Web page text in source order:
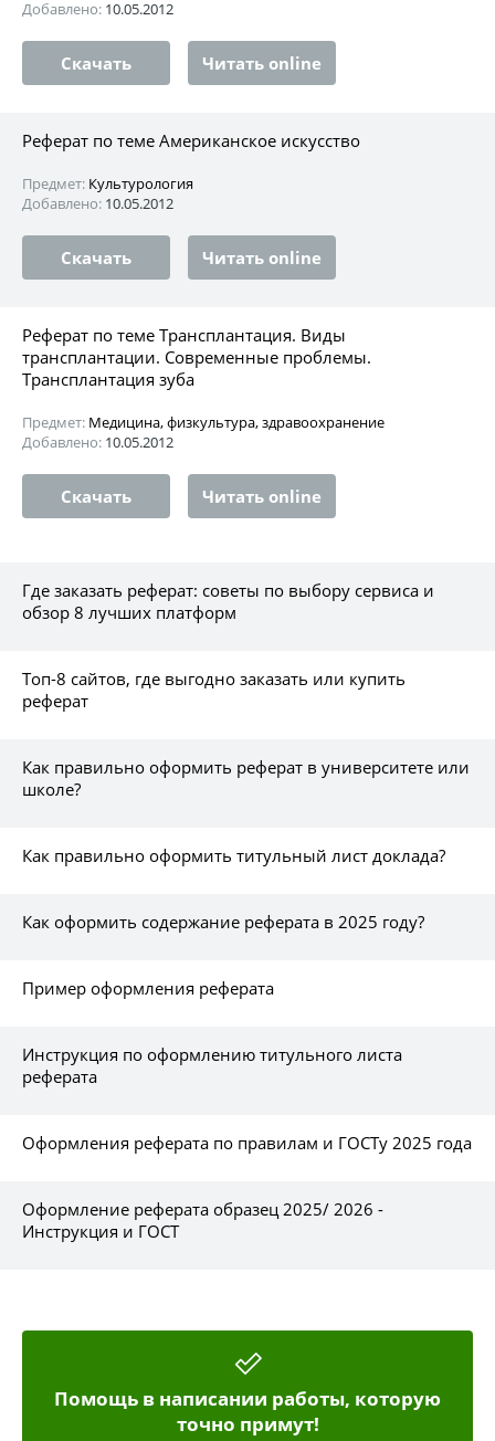
Добавлено: 10.05.2012
Скачать Читать online
Реферат по теме Американское искусство
Предмет: Культурология
Добавлено: 10.05.2012
Скачать Читать online
Реферат по теме Трансплантация. Виды
трансплантации. Современные проблемы.
Трансплантация зуба
Предмет: Медицина, физкультура, здравоохранение
Добавлено: 10.05.2012
Скачать Читать online
Где заказать реферат: советы по выбору сервиса и
обзор 8 лучших платформ
Топ-8 сайтов, где выгодно заказать или купить
реферат
Как правильно оформить реферат в университете или
школе?
Как правильно оформить титульный лист доклада?
Как оформить содержание реферата в 2025 году?
Пример оформления реферата
Инструкция по оформлению титульного листа
реферата
Оформления реферата по правилам и ГОСТу 2025 года
Оформление реферата образец 2025/ 2026 -
Инструкция и ГОСТ
Помощь в написании работы, которую
точно примут!